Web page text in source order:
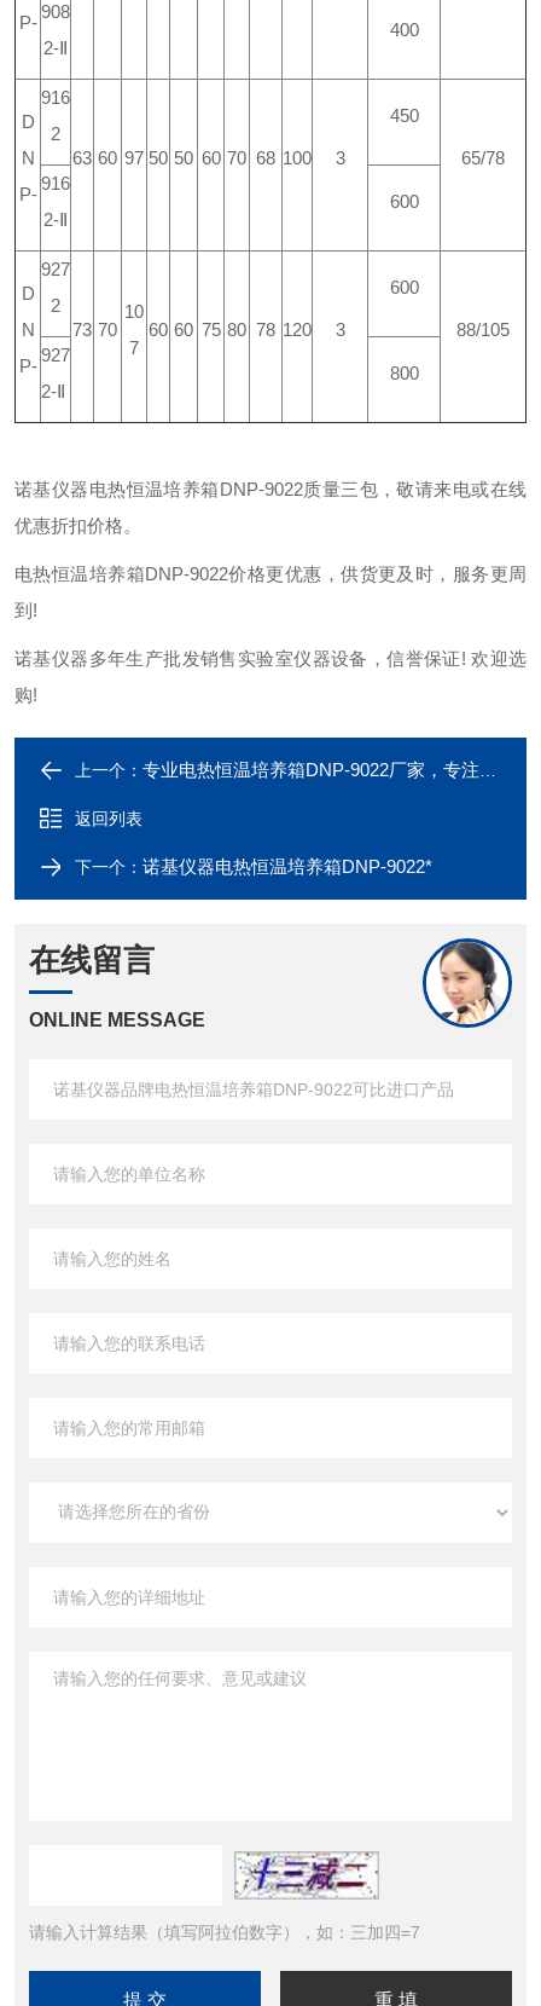
P-
908
2-Ⅱ
400
D
N
P-
916
2
63 60 97 50 50 60 70 68 100 3
450
65/78
916
2-Ⅱ
600
D
N
P-
927
2
73 70
10
7
60 60 75 80 78 120 3
600
88/105
927
2-Ⅱ
800
诺基仪器电热恒温培养箱DNP-9022质量三包，敬请来电或在线
优惠折扣价格。
电热恒温培养箱DNP-9022价格更优惠，供货更及时，服务更周
到!
诺基仪器多年生产批发销售实验室仪器设备，信誉保证! 欢迎选
购!
上一个： 专业电热恒温培养箱DNP-9022厂家，专注于电热恒温培养箱DNP-9022研发生产
返回列表
下一个： 诺基仪器电热恒温培养箱DNP-9022*
在线留言
ONLINE MESSAGE
请输入计算结果（填写阿拉伯数字），如：三加四=7